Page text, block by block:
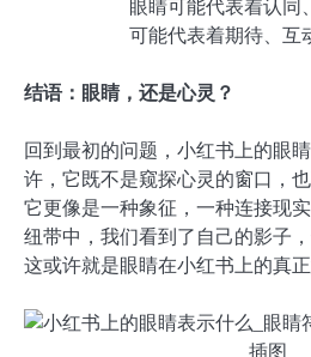
眼睛可能代表着认同
可能代表着期待、互
结语：眼睛，还是心灵？
回到最初的问题，小红书上的眼
许，它既不是窥探心灵的窗口，
它更像是一种象征，一种连接现
纽带中，我们看到了自己的影子
这或许就是眼睛在小红书上的真正